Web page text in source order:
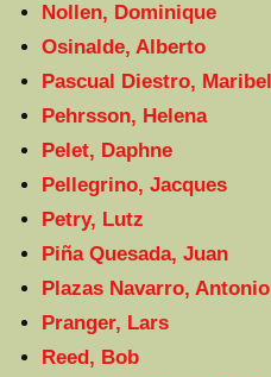
Nollen, Dominique
Osinalde, Alberto
Pascual Diestro, Maribel
Pehrsson, Helena
Pelet, Daphne
Pellegrino, Jacques
Petry, Lutz
Piña Quesada, Juan
Plazas Navarro, Antonio
Pranger, Lars
Reed, Bob